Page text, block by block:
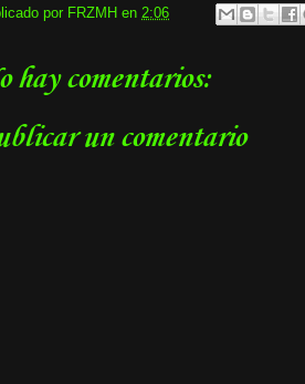
por FRZMH en 2:06
hay comentarios:
un comentario